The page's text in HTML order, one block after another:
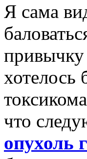
Я сама
привычку
хотелось
что
опухоль